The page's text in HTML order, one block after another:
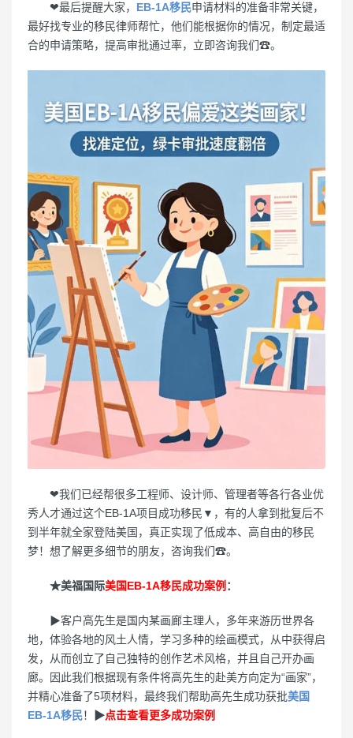
❤最后提醒大家， EB-1A移民申请材料的准备非常关键，
最好找专业的移民律师帮忙，他们能根据你的情况，制定最适
合的申请策略，提高审批通过率，立即咨询我们☎。
❤我们已经帮很多工程师、设计师、管理者等各行各业优
秀人才通过这个EB-1A项目成功移民▼，有的人拿到批复后不
到半年就全家登陆美国，真正实现了低成本、高自由的移民
梦！想了解更多细节的朋友，咨询我们☎。
★美福国际美国EB-1A移民成功案例 ：
▶客户高先生是国内某画廊主理人，多年来游历世界各
地，体验各地的风土人情，学习多种的绘画模式，从中获得启
发，从而创立了自己独特的创作艺术风格，并且自己开办画
廊。因此我们根据现有条件将高先生的赴美方向定为“画家”，
并精心准备了5项材料，最终我们帮助高先生成功获批美国
EB-1A移民！ ▶点击查看更多成功案例